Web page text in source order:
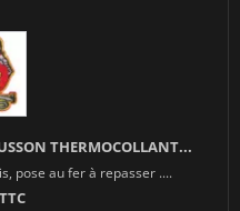
THERMOCOLLANT...
pose au fer à repasser ....